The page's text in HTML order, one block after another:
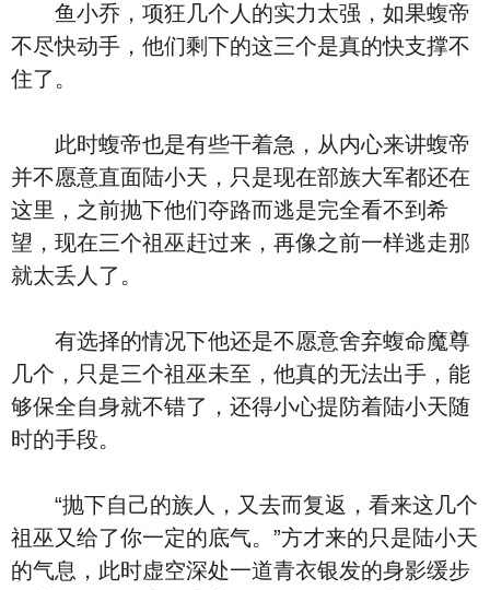
鱼小乔，项狂几个人的实力太强，如果蝮帝
不尽快动手，他们剩下的这三个是真的快支撑不
住了。
此时蝮帝也是有些干着急，从内心来讲蝮帝
并不愿意直面陆小天，只是现在部族大军都还在
这里，之前抛下他们夺路而逃是完全看不到希
望，现在三个祖巫赶过来，再像之前一样逃走那
就太丢人了。
有选择的情况下他还是不愿意舍弃蝮命魔尊
几个，只是三个祖巫未至，他真的无法出手，能
够保全自身就不错了，还得小心提防着陆小天随
时的手段。
“抛下自己的族人，又去而复返，看来这几个
祖巫又给了你一定的底气。”方才来的只是陆小天
的气息，此时虚空深处一道青衣银发的身影缓步